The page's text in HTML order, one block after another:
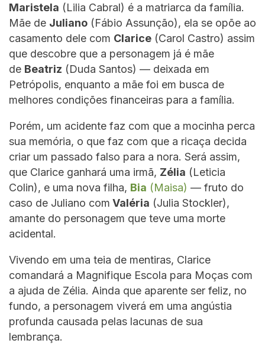
Maristela (Lilia Cabral) é a matriarca da família.
Mãe de Juliano (Fábio Assunção), ela se opõe ao
casamento dele com Clarice (Carol Castro) assim
que descobre que a personagem já é mãe
de Beatriz (Duda Santos) — deixada em
Petrópolis, enquanto a mãe foi em busca de
melhores condições financeiras para a família.
Porém, um acidente faz com que a mocinha perca
sua memória, o que faz com que a ricaça decida
criar um passado falso para a nora. Será assim,
que Clarice ganhará uma irmã, Zélia (Leticia
Colin), e uma nova filha, Bia (Maisa) — fruto do
caso de Juliano com Valéria (Julia Stockler),
amante do personagem que teve uma morte
acidental.
Vivendo em uma teia de mentiras, Clarice
comandará a Magnifique Escola para Moças com
a ajuda de Zélia. Ainda que aparente ser feliz, no
fundo, a personagem viverá em uma angústia
profunda causada pelas lacunas de sua
lembrança.